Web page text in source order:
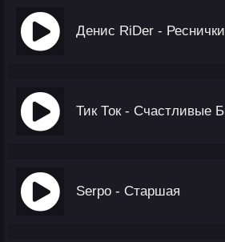
Денис RiDer - Реснички
Serpo - Старшая